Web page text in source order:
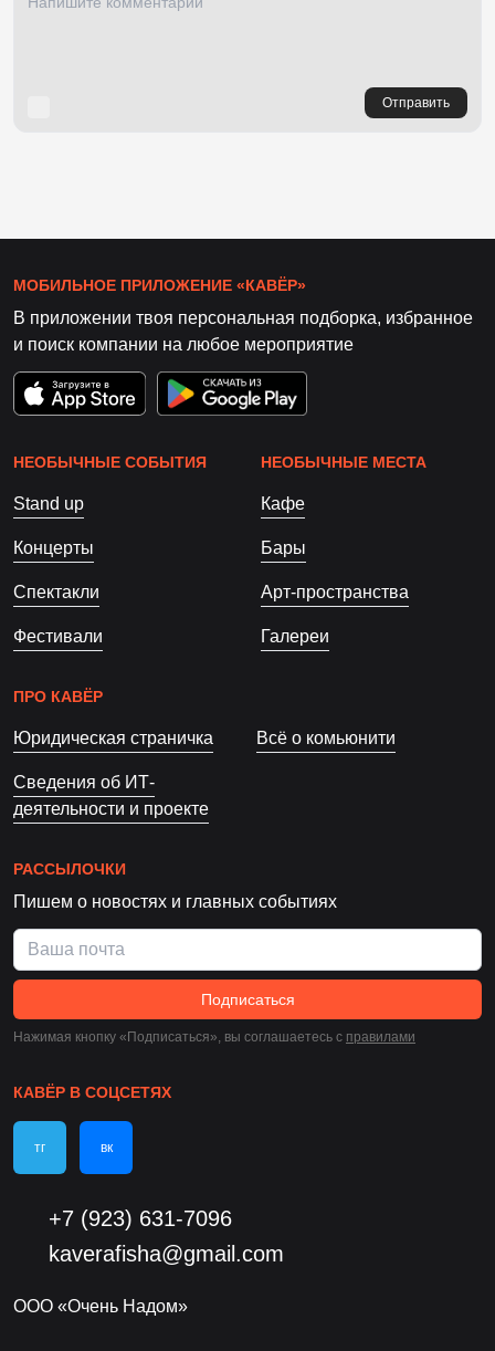
Отправить
МОБИЛЬНОЕ ПРИЛОЖЕНИЕ «КАВЁР»
В приложении твоя персональная подборка, избранное
и поиск компании на любое мероприятие
НЕОБЫЧНЫЕ СОБЫТИЯ
Stand up
Концерты
Спектакли
Фестивали
НЕОБЫЧНЫЕ МЕСТА
Кафе
Бары
Арт-пространства
Галереи
ПРО КАВЁР
Юридическая страничка Всё о комьюнити
Сведения об ИТ-
деятельности и проекте
РАССЫЛОЧКИ
Пишем о новостях и главных событиях
Подписаться
Нажимая кнопку «Подписаться», вы соглашаетесь c правилами
КАВЁР В СОЦСЕТЯХ
тг вк
+7 (923) 631-7096
kaverafisha@gmail.com
ООО «Очень Надом»